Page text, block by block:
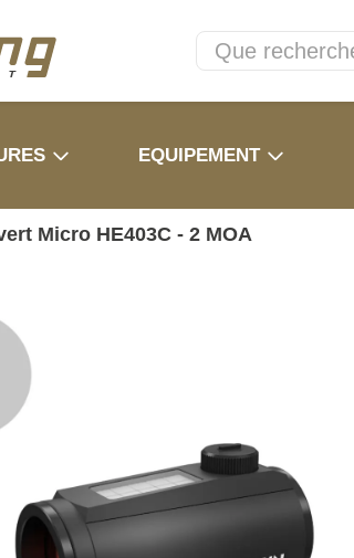
EQUIPEMENT
Micro HE403C - 2 MOA